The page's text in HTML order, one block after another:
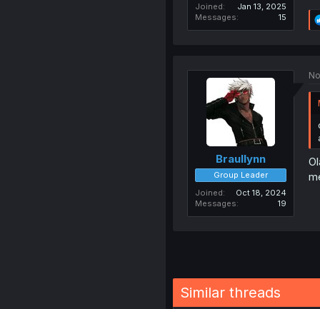
Joined
Jan 13, 2025
Messages
15
Braullynn
Group Leader
Joined
Oct 18, 2024
Messages
19
Similar threads